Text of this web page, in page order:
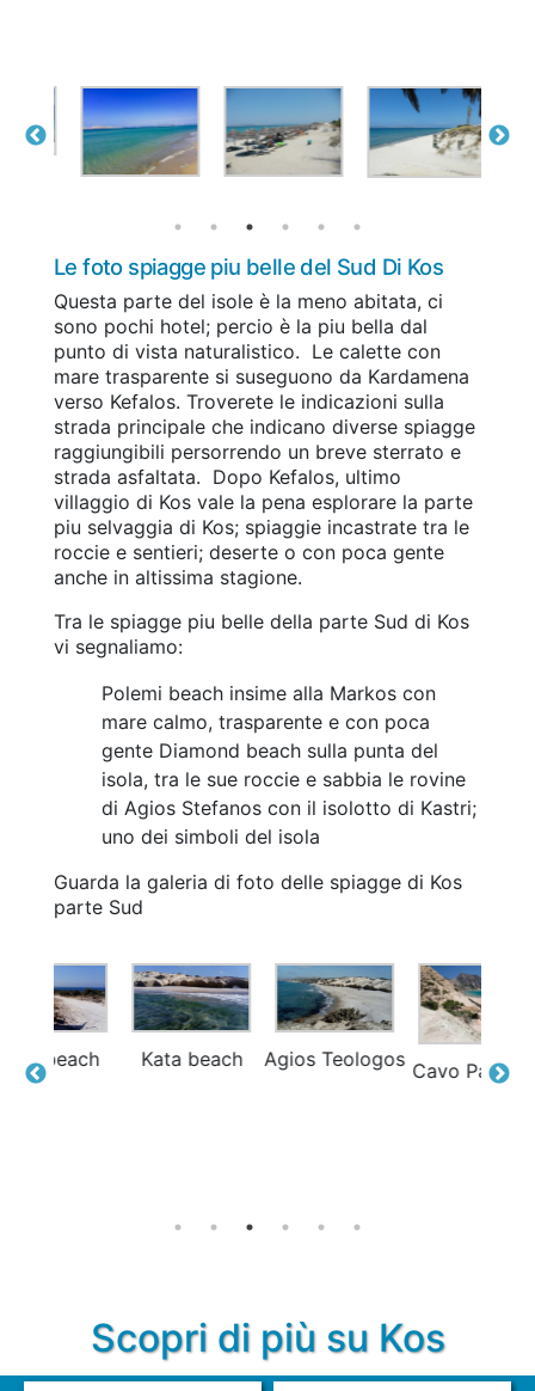
Le foto spiagge piu belle del Sud Di Kos
Questa parte del isole è la meno abitata, ci
sono pochi hotel; percio è la piu bella dal
punto di vista naturalistico. Le calette con
mare trasparente si suseguono da Kardamena
verso Kefalos. Troverete le indicazioni sulla
strada principale che indicano diverse spiagge
raggiungibili persorrendo un breve sterrato e
strada asfaltata. Dopo Kefalos, ultimo
villaggio di Kos vale la pena esplorare la parte
piu selvaggia di Kos; spiaggie incastrate tra le
roccie e sentieri; deserte o con poca gente
anche in altissima stagione.
Tra le spiagge piu belle della parte Sud di Kos
vi segnaliamo:
Polemi beach insime alla Markos con
mare calmo, trasparente e con poca
gente Diamond beach sulla punta del
isola, tra le sue roccie e sabbia le rovine
di Agios Stefanos con il isolotto di Kastri;
uno dei simboli del isola
Guarda la galeria di foto delle spiagge di Kos
parte Sud
Agios Teologos Cavo Paradiso Cavo Paradiso
Scopri di più su Kos